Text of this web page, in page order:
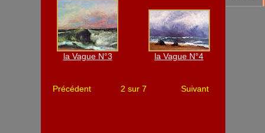
la Vague N°3 la Vague N°4
Précédent 2 sur 7 Suivant